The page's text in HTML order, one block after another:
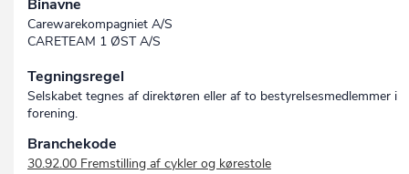
Binavne
Carewarekompagniet A/S
CARETEAM 1 ØST A/S
Tegningsregel
Selskabet tegnes af direktøren eller af to bestyrelsesmedlemmer i
forening.
Branchekode
30.92.00 Fremstilling af cykler og kørestole